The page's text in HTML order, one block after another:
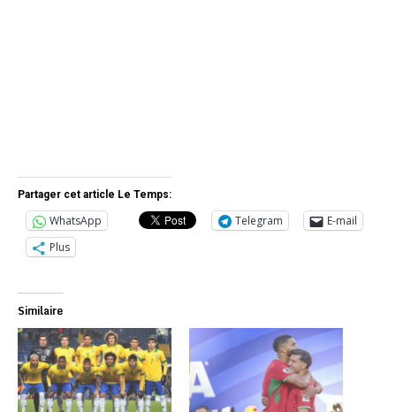
Partager cet article Le Temps:
WhatsApp Telegram
E-mail
Plus
Similaire